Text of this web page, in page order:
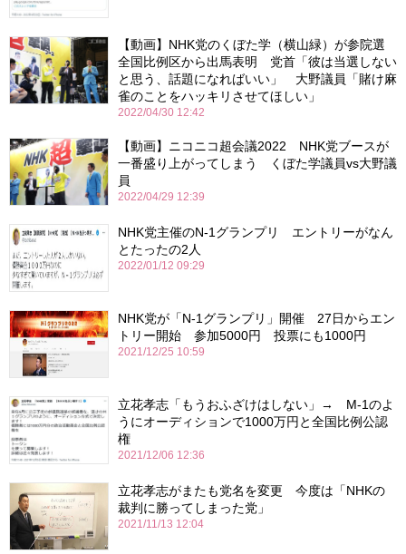
【動画】NHK党のくぼた学（横山緑）が参院選
全国比例区から出馬表明 党首「彼は当選しない
と思う、話題になればいい」 大野議員「賭け麻
雀のことをハッキリさせてほしい」
2022/04/30 12:42
【動画】ニコニコ超会議2022 NHK党ブースが
一番盛り上がってしまう くぼた学議員vs大野議
員
2022/04/29 12:39
NHK党主催のN-1グランプリ エントリーがなん
とたったの2人
2022/01/12 09:29
NHK党が「N-1グランプリ」開催 27日からエン
トリー開始 参加5000円 投票にも1000円
2021/12/25 10:59
立花孝志「もうおふざけはしない」→ M-1のよ
うにオーディションで1000万円と全国比例公認
権
2021/12/06 12:36
立花孝志がまたも党名を変更 今度は「NHKの
裁判に勝ってしまった党」
2021/11/13 12:04